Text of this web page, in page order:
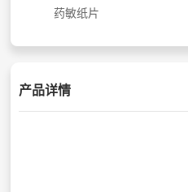
药敏纸片
产品详情